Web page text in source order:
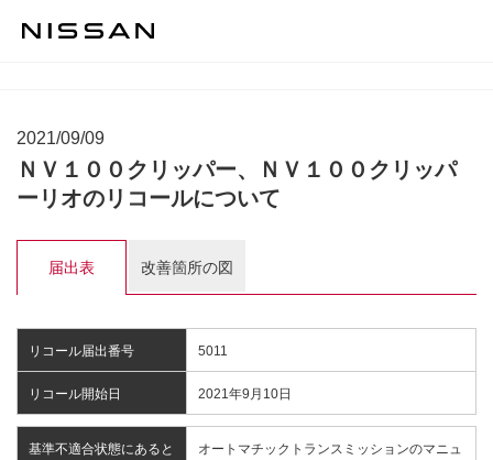
2021/09/09
ＮＶ１００クリッパー、ＮＶ１００クリッパ
ーリオのリコールについて
届出表 改善箇所の図
リコール届出番号 5011
リコール開始日 2021年9月10日
基準不適合状態にあると
オートマチックトランスミッションのマニュ